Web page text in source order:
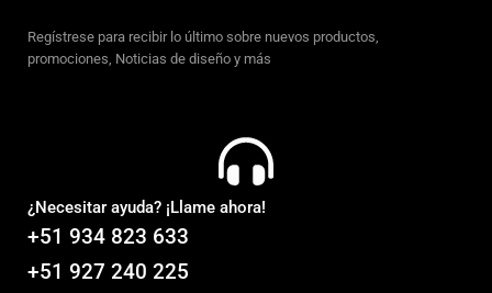
Regístrese para recibir lo último sobre nuevos productos,
promociones, Noticias de diseño y más
¿Necesitar ayuda? ¡Llame ahora!
+51 934 823 633
+51 927 240 225